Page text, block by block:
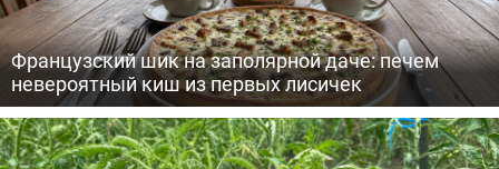
Французский шик на заполярной даче: печем
невероятный киш из первых лисичек